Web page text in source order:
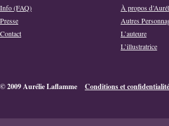
Info (FAQ)
Presse
Contact
À propos
Autres
L’auteure
L’illustratrice
© 2009 Aurélie Laflamme Conditions et confidentialité